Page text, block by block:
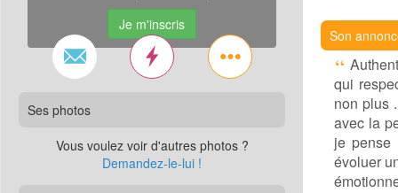
Je m'inscris
Ses photos
Vous voulez voir d'autres photos ?
Demandez-le-lui !
Son
qui
non plus
avec la
je pense
évoluer